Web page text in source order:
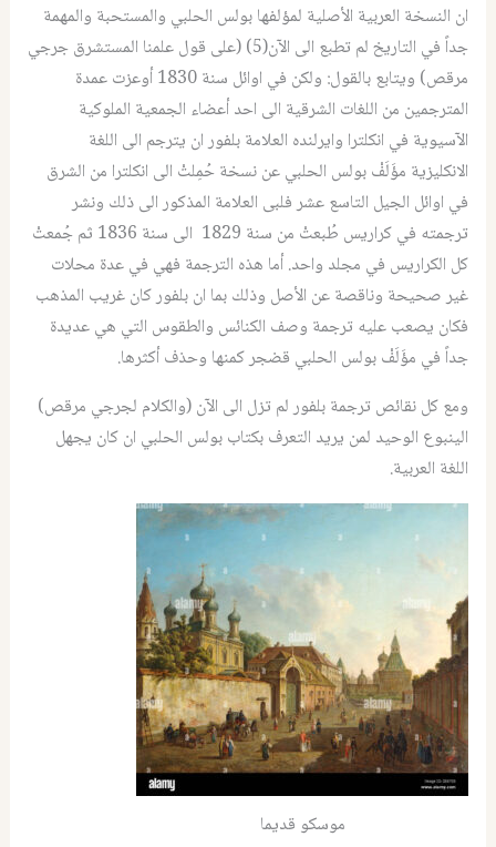
ان النسخة العربية الأصلية لمؤلفها بولس الحلبي والمستحبة والمهمة
جداً في التاريخ لم تطبع الى الآن(5) (على قول علمنا المستشرق جرجي
مرقص) ويتابع بالقول: ولكن في اوائل سنة 1830 أوعزت عمدة
المترجمين من اللغات الشرقية الى احد أعضاء الجمعية الملوكية
الآسيوية في انكلترا وايرلنده العلامة بلفور ان يترجم الى اللغة
الانكليزية مؤَلَفْ بولس الحلبي عن نسخة حُمِلتْ الى انكلترا من الشرق
في اوائل الجيل التاسع عشر فلبى العلامة المذكور الى ذلك ونشر
ترجمته في كراريس طُبعتْ من سنة 1829 الى سنة 1836 ثم جُمعتْ
كل الكراريس في مجلد واحد. أما هذه الترجمة فهي في عدة محلات
غير صحيحة وناقصة عن الأصل وذلك بما ان بلفور كان غريب المذهب
فكان يصعب عليه ترجمة وصف الكنائس والطقوس التي هي عديدة
جداً في مؤَلَفْ بولس الحلبي قضجر كمنها وحذف أكثرها.
ومع كل نقائص ترجمة بلفور لم تزل الى الآن (والكلام لجرجي مرقص)
الينبوع الوحيد لمن يريد التعرف بكتاب بولس الحلبي ان كان يجهل
اللغة العربية.
موسكو قديما